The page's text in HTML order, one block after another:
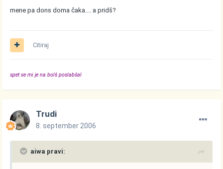
mene pa dons doma čaka.... a pridš?
Citiraj
spet se mi je na bolš poslabšal
Trudi
8. september 2006
aiwa pravi: